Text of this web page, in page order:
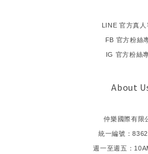
LINE 官方真人
FB 官方粉絲
IG 官方粉絲
About
仲樂國際有限
統一編號：
週一至週五：